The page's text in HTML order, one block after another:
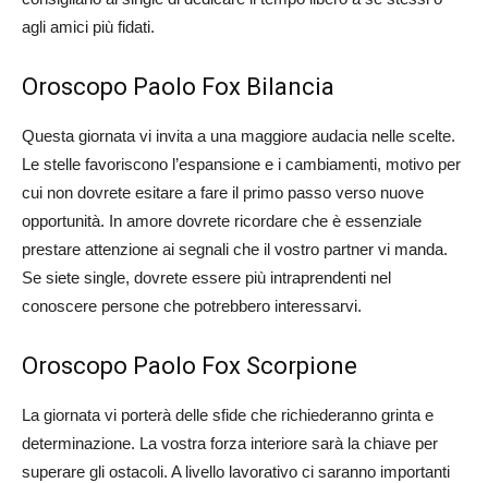
agli amici più fidati.
Oroscopo Paolo Fox Bilancia
Questa giornata vi invita a una maggiore audacia nelle scelte.
Le stelle favoriscono l’espansione e i cambiamenti, motivo per
cui non dovrete esitare a fare il primo passo verso nuove
opportunità. In amore dovrete ricordare che è essenziale
prestare attenzione ai segnali che il vostro partner vi manda.
Se siete single, dovrete essere più intraprendenti nel
conoscere persone che potrebbero interessarvi.
Oroscopo Paolo Fox Scorpione
La giornata vi porterà delle sfide che richiederanno grinta e
determinazione. La vostra forza interiore sarà la chiave per
superare gli ostacoli. A livello lavorativo ci saranno importanti